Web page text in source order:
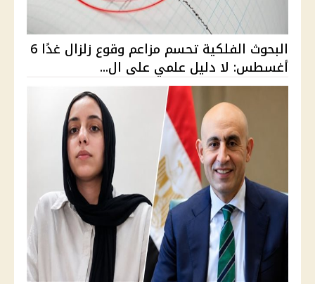
البحوث الفلكية تحسم مزاعم وقوع زلزال غدًا 6
أغسطس: لا دليل علمي على ال...